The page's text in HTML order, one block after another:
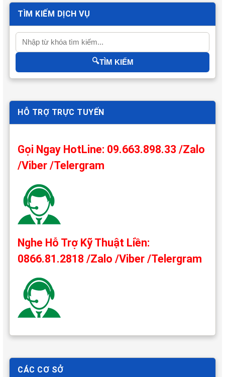
TÌM KIẾM DỊCH VỤ
🔍TÌM KIẾM
HỖ TRỢ TRỰC TUYẾN
Gọi Ngay HotLine: 09.663.898.33 /Zalo
/Viber /Telergram
Nghe Hỗ Trợ Kỹ Thuật Liền:
0866.81.2818 /Zalo /Viber /Telergram
CÁC CƠ SỞ